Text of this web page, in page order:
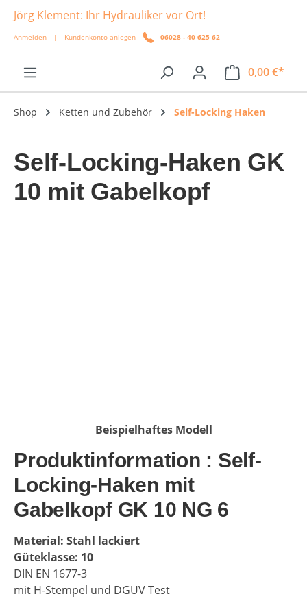
springen
Jörg Klement: Ihr Hydrauliker vor Ort!
Anmelden | Kundenkonto anlegen 06028 - 40 625 62
0,00 €*
Shop Ketten und Zubehör Self-Locking Haken
Self-Locking-Haken GK
10 mit Gabelkopf
Beispielhaftes Modell
Produktinformation : Self-
Locking-Haken mit
Gabelkopf GK 10 NG 6
Material: Stahl lackiert
Güteklasse: 10
DIN EN 1677-3
mit H-Stempel und DGUV Test